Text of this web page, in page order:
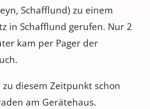
Schafflund) zu einem
in Schafflund gerufen. Nur 2
kam per Pager der
diesem Zeitpunkt schon
am Gerätehaus.